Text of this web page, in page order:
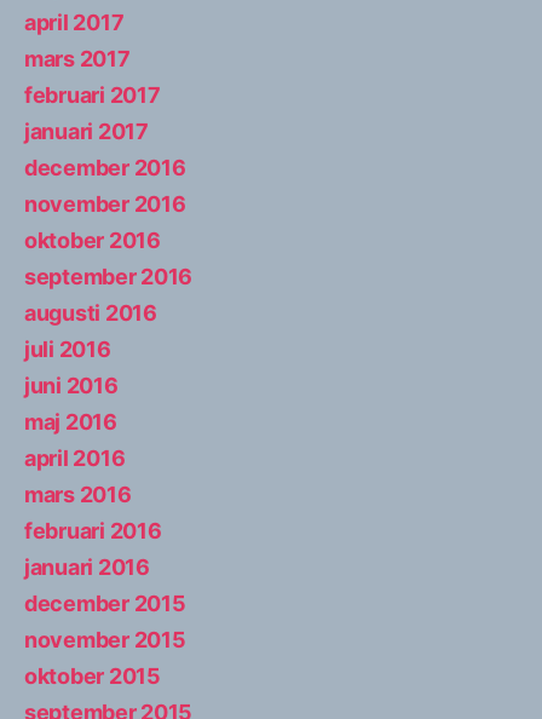
april 2017
mars 2017
februari 2017
januari 2017
december 2016
november 2016
oktober 2016
september 2016
augusti 2016
juli 2016
juni 2016
maj 2016
april 2016
mars 2016
februari 2016
januari 2016
december 2015
november 2015
oktober 2015
september 2015